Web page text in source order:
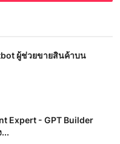
ผู้ช่วยขายสินค้าบน
Expert - GPT Builder